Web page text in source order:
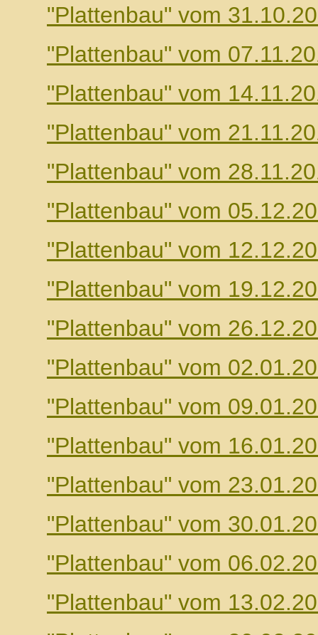
"Plattenbau" vom
"Plattenbau" vom
"Plattenbau" vom
"Plattenbau" vom
"Plattenbau" vom
"Plattenbau" vom
"Plattenbau" vom
"Plattenbau" vom
"Plattenbau" vom
"Plattenbau" vom
"Plattenbau" vom
"Plattenbau" vom
"Plattenbau" vom
"Plattenbau" vom
"Plattenbau" vom
"Plattenbau" vom